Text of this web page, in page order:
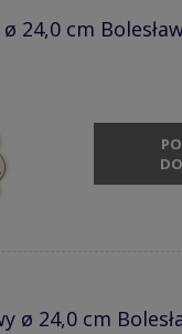
24,0 cm
ø 24,0 cm